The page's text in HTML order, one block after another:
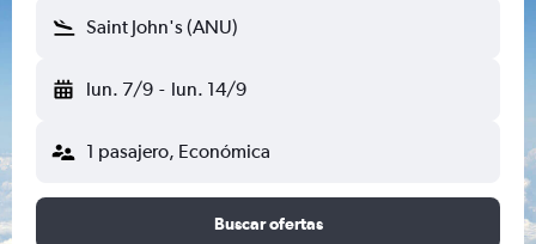
Saint John's (ANU)
lun. 7/9 - lun. 14/9
1 pasajero, Económica
Buscar ofertas